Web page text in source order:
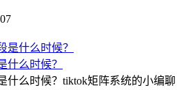
什么时候？
什么时候？tiktok矩阵系统的小编聊